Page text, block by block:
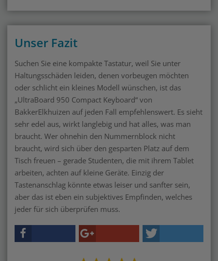
Unser Fazit
Suchen Sie eine kompakte Tastatur, weil Sie unter
Haltungsschäden leiden, denen vorbeugen möchten
oder schlicht ein kleines Modell wünschen, ist das
„UltraBoard 950 Compact Keyboard“ von
BakkerElkhuizen auf jeden Fall empfehlenswert. Es sieht
sehr edel aus, wirkt langlebig und hat alles, was man
braucht. Wer ohnehin den Nummernblock nicht
braucht, wird sich über den gesparten Platz auf dem
Tisch freuen – gerade Studenten, die mit ihrem Tablet
arbeiten, achten auf kleine Geräte. Einzig der
Tastenanschlag könnte etwas leiser und sanfter sein,
aber das ist eben ein subjektives Empfinden, welches
jeder für sich überprüfen muss.